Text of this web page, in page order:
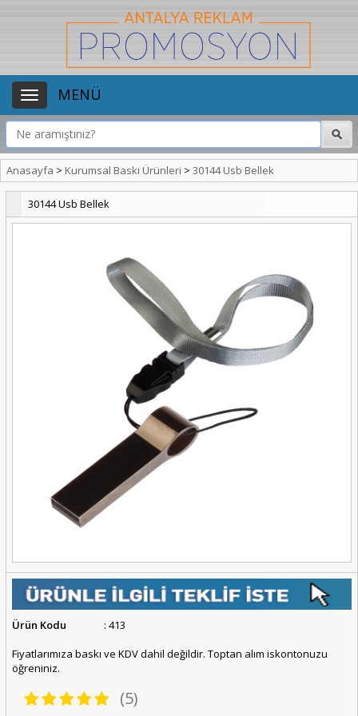
MENÜ
Anasayfa > Kurumsal Baskı Ürünleri > 30144 Usb Bellek
30144 Usb Bellek
Ürün Kodu
: 413
Fiyatlarımıza baskı ve KDV dahil değildir. Toptan alım iskontonuzu
öğreniniz.
(5)